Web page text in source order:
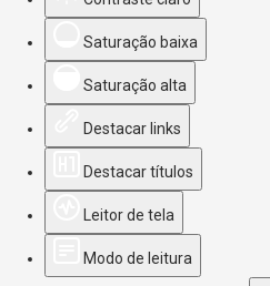
Saturação baixa
Saturação alta
Destacar links
Destacar títulos
Leitor de tela
Modo de leitura